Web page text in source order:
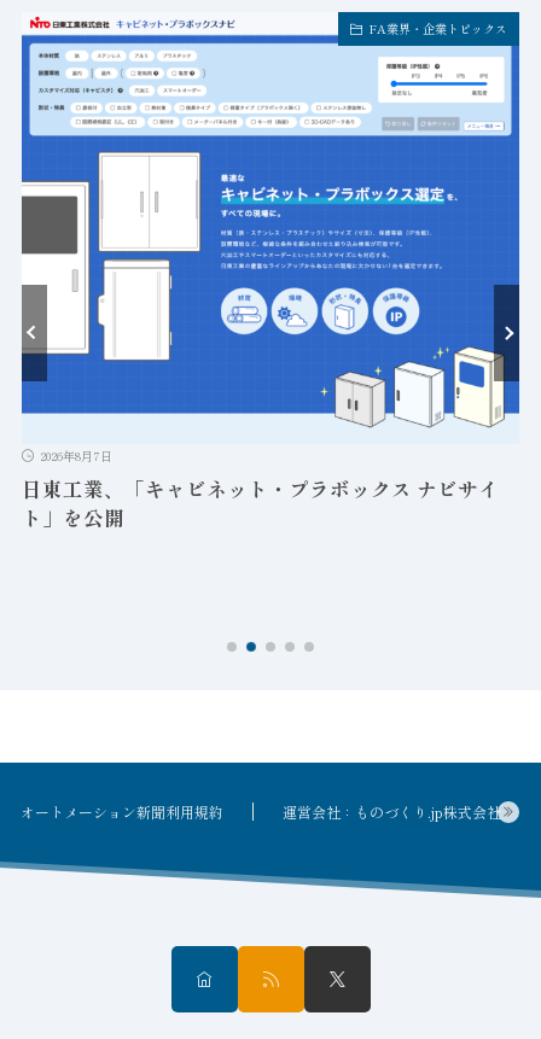
FA業界・企業トピックス
2026年8月7日
日東工業、「キャビネット・プラボックス ナビサイ
ト」を公開
オートメーション新聞利用規約 運営会社：ものづくり.jp株式会社